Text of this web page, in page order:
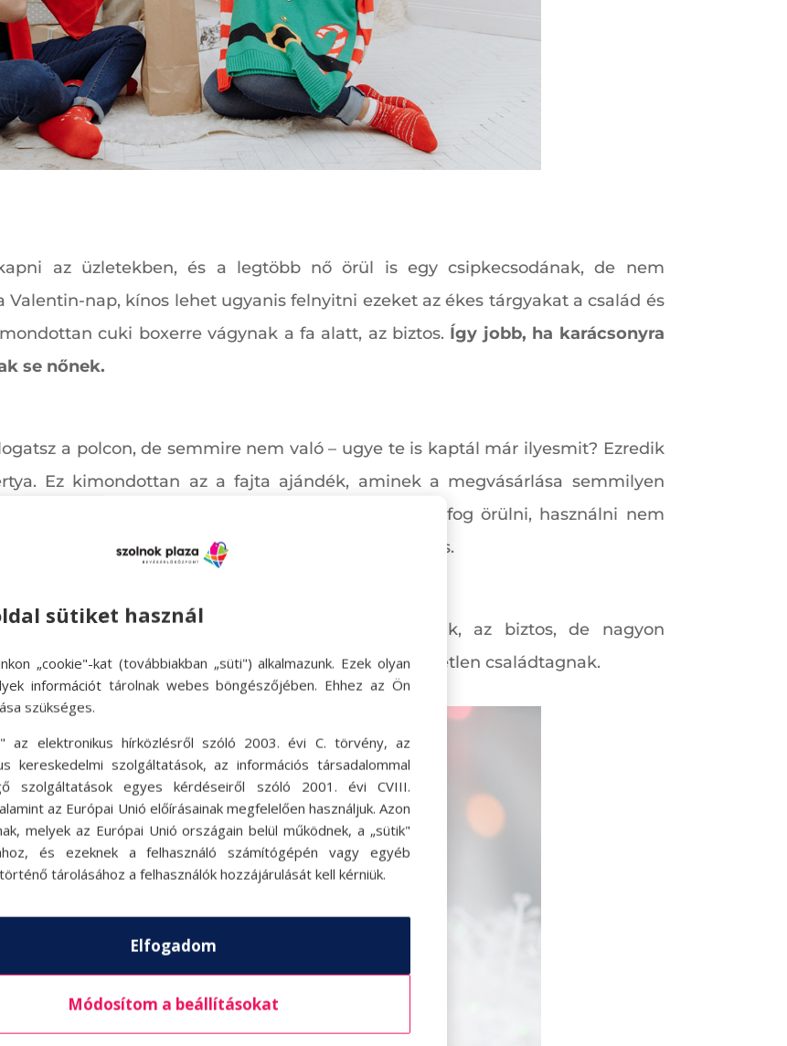
az üzletekben, és a legtöbb nő örül is egy csipkecsodának, de nem
nap, kínos lehet ugyanis felnyitni ezeket az ékes tárgyakat a család és
cuki boxerre vágynak a fa alatt, az biztos. Így jobb, ha karácsonyra
se nőnek.
a polcon, de semmire nem való – ugye te is kaptál már ilyesmit? Ezredik
Ez kimondottan az a fajta ajándék, aminek a megvásárlása semmilyen
Szerettednek ne ajándékozd, mert biztosan nem fog örülni, használni nem
percet sem szántál rá az idődből, tehát még sértő is.
összekészített tusfürdő csomagokkal. Mutatósak, az biztos, de nagyon
adunk legfeljebb, de semmiképpen nem közvetlen családtagnak.
sütiket használ
„cookie"-kat (továbbiakban „süti") alkalmazunk. Ezek olyan
információt tárolnak webes böngészőjében. Ehhez az Ön
szükséges.
az elektronikus hírközlésről szóló 2003. évi C. törvény, az
kereskedelmi szolgáltatások, az információs társadalommal
szolgáltatások egyes kérdéseiről szóló 2001. évi CVIII.
az Európai Unió előírásainak megfelelően használjuk. Azon
melyek az Európai Unió országain belül működnek, a „sütik"
és ezeknek a felhasználó számítógépén vagy egyéb
tárolásához a felhasználók hozzájárulását kell kérniük.
Elfogadom
Módosítom a beállításokat